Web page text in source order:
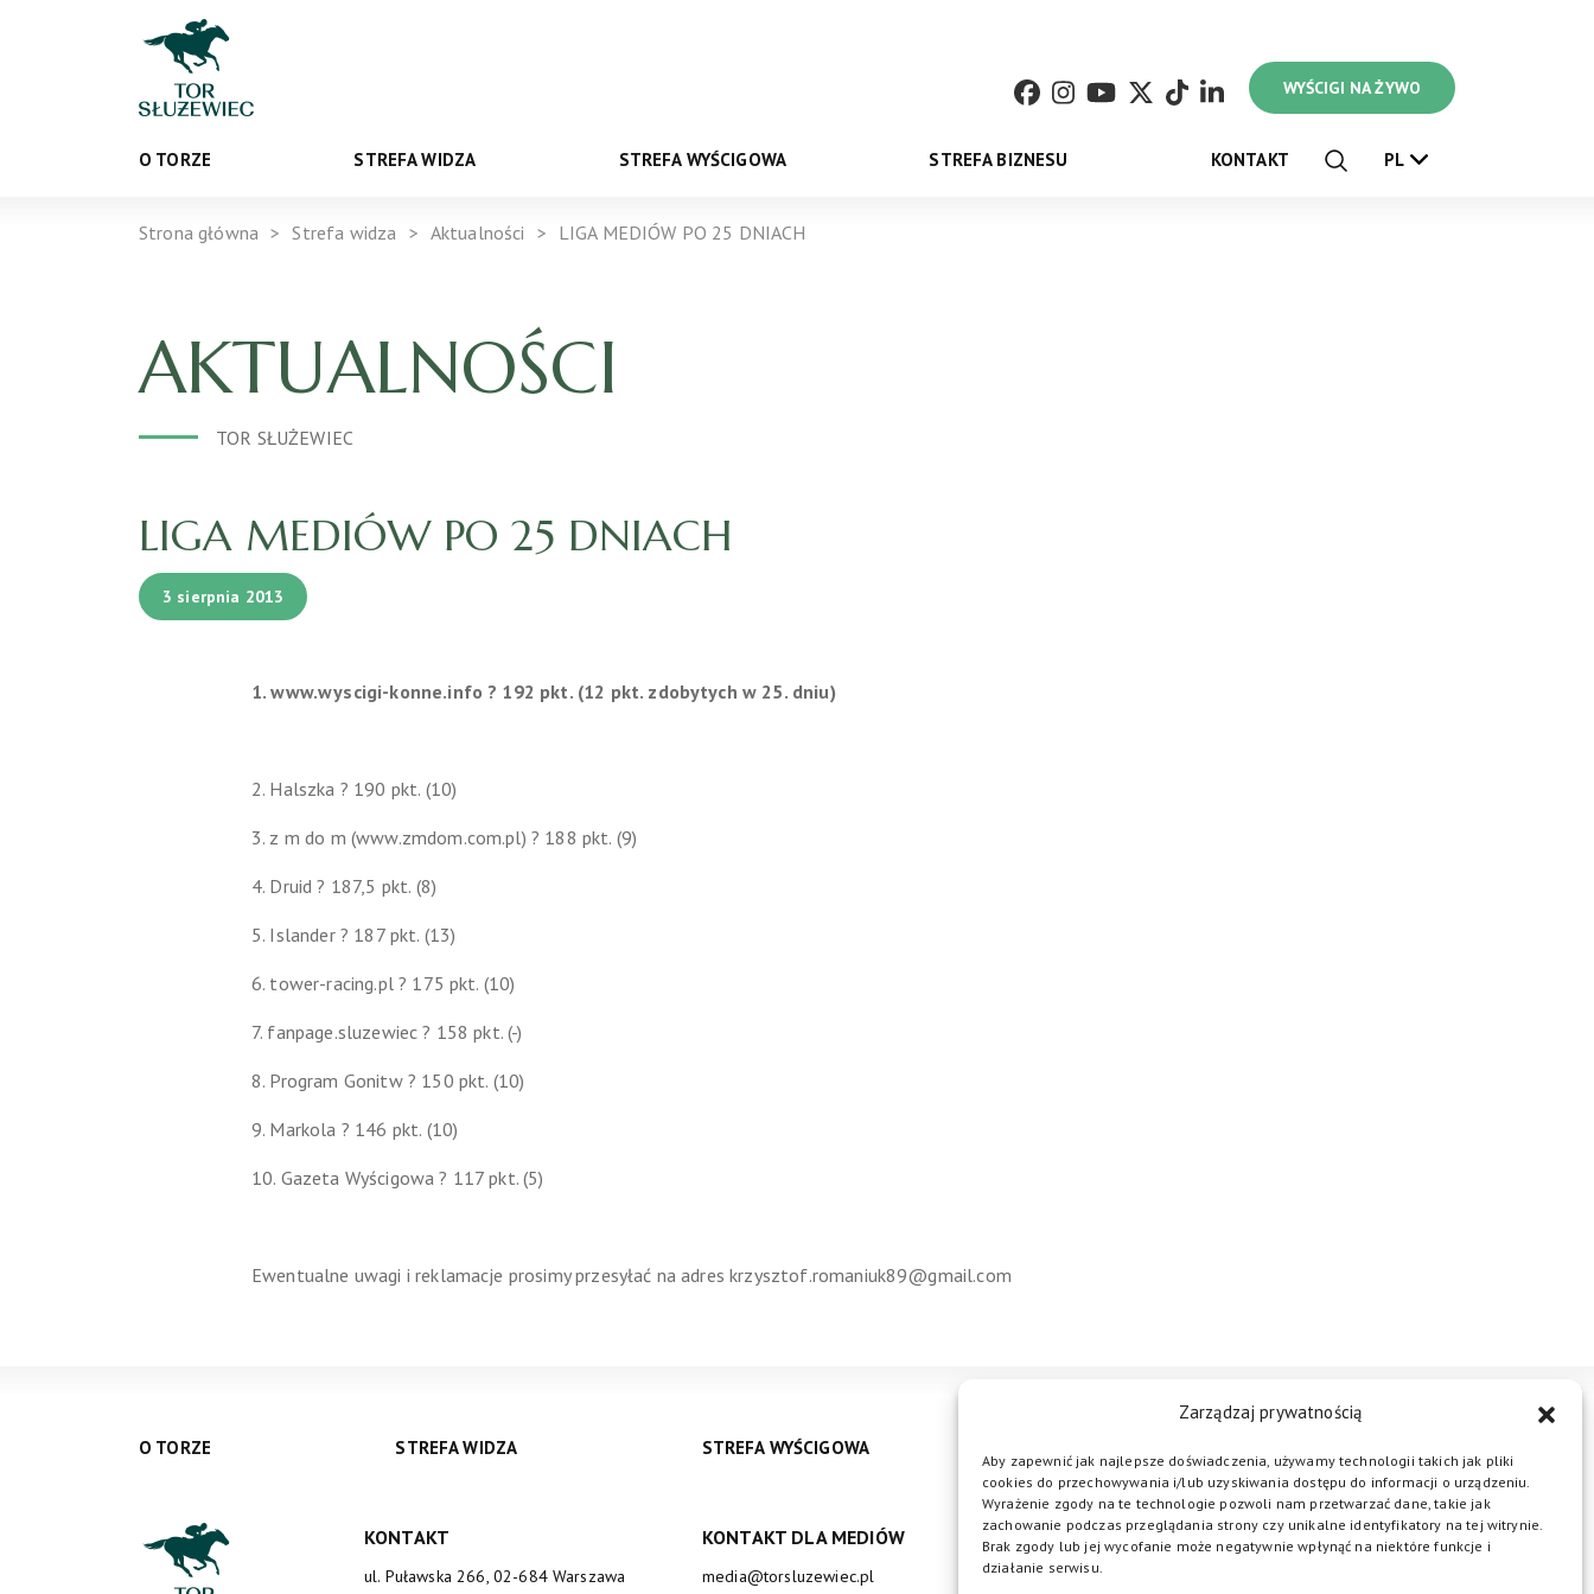
Zarządzaj prywatnością
Aby zapewnić jak najlepsze doświadczenia, używamy technologii takich jak pliki
cookies do przechowywania i/lub uzyskiwania dostępu do informacji o urządzeniu.
Wyrażenie zgody na te technologie pozwoli nam przetwarzać dane, takie jak
zachowanie podczas przeglądania strony czy unikalne identyfikatory na tej witrynie.
Brak zgody lub jej wycofanie może negatywnie wpłynąć na niektóre funkcje i
działanie serwisu.
WYŚCIGI NA ŻYWO
O TORZE STREFA WIDZA STREFA WYŚCIGOWA STREFA BIZNESU KONTAKT PL
Strona główna Strefa widza Aktualności LIGA MEDIÓW PO 25 DNIACH
AKTUALNOŚCI
TOR SŁUŻEWIEC
LIGA MEDIÓW PO 25 DNIACH
3 sierpnia 2013
1. www.wyscigi-konne.info ? 192 pkt. (12 pkt. zdobytych w 25. dniu)
2. Halszka ? 190 pkt. (10)
3. z m do m (www.zmdom.com.pl) ? 188 pkt. (9)
4. Druid ? 187,5 pkt. (8)
5. Islander ? 187 pkt. (13)
6. tower-racing.pl ? 175 pkt. (10)
7. fanpage.sluzewiec ? 158 pkt. (-)
8. Program Gonitw ? 150 pkt. (10)
9. Markola ? 146 pkt. (10)
10. Gazeta Wyścigowa ? 117 pkt. (5)
Ewentualne uwagi i reklamacje prosimy przesyłać na adres krzysztof.romaniuk89@gmail.com
O TORZE STREFA WIDZA STREFA WYŚCIGOWA
KONTAKT
ul. Puławska 266, 02-684 Warszawa
KONTAKT DLA MEDIÓW
media@torsluzewiec.pl
DOŁĄCZ DO NAS